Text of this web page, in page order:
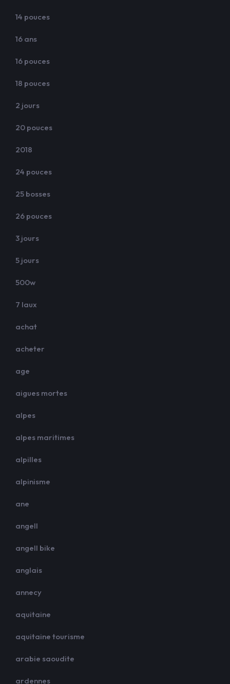
14 pouces
16 ans
16 pouces
18 pouces
2 jours
20 pouces
2018
24 pouces
25 bosses
26 pouces
3 jours
5 jours
500w
7 laux
achat
acheter
age
aigues mortes
alpes
alpes maritimes
alpilles
alpinisme
ane
angell
angell bike
anglais
annecy
aquitaine
aquitaine tourisme
arabie saoudite
ardennes